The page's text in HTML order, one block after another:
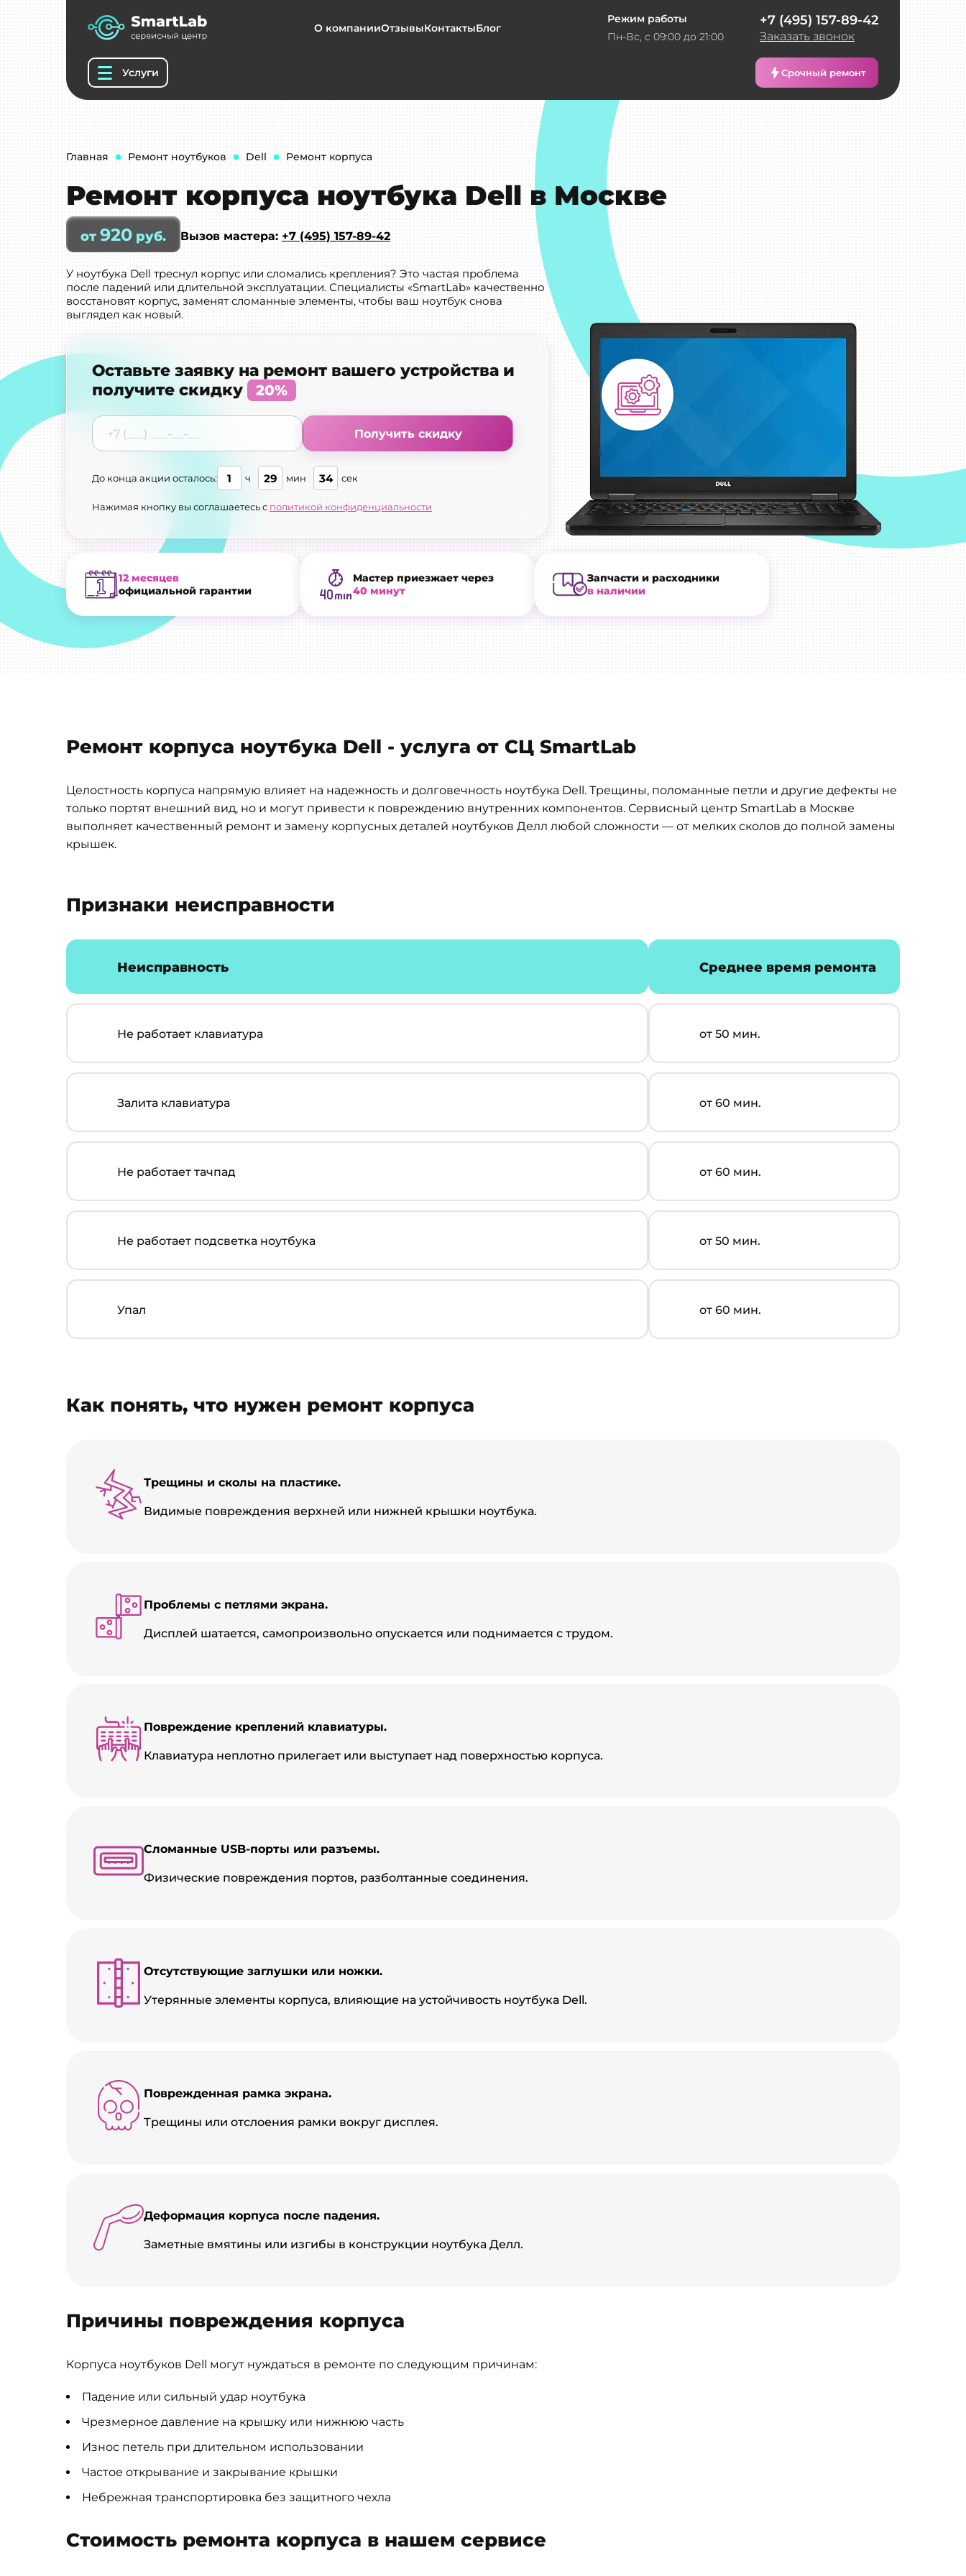
Услуги
О компанииОтзывыКонтактыБлог
Режим работы
Пн-Вс, с 09:00 до 21:00
+7 (495) 157-89-42
Заказать звонок
Срочный ремонт
Главная Ремонт ноутбуков Dell Ремонт корпуса
Ремонт корпуса ноутбука Dell в Москве
от 920 руб. Вызов мастера: +7 (495) 157-89-42
У ноутбука Dell треснул корпус или сломались крепления? Это частая проблема
после падений или длительной эксплуатации. Специалисты «SmartLab» качественно
восстановят корпус, заменят сломанные элементы, чтобы ваш ноутбук снова
выглядел как новый.
Оставьте заявку на ремонт вашего устройства и
получите скидку
20%
Получить скидку
До конца акции осталось: 1 ч 29 мин 34 сек
Нажимая кнопку вы соглашаетесь с политикой конфиденциальности
12 месяцев
официальной гарантии
Мастер приезжает через
40 минут
Запчасти и расходники
в наличии
Ремонт корпуса ноутбука Dell - услуга от СЦ SmartLab
Целостность корпуса напрямую влияет на надежность и долговечность ноутбука Dell. Трещины, поломанные петли и другие дефекты не
только портят внешний вид, но и могут привести к повреждению внутренних компонентов. Сервисный центр SmartLab в Москве
выполняет качественный ремонт и замену корпусных деталей ноутбуков Делл любой сложности — от мелких сколов до полной замены
крышек.
Признаки неисправности
Неисправность Среднее время ремонта
Не работает клавиатура от 50 мин.
Залита клавиатура от 60 мин.
Не работает тачпад от 60 мин.
Не работает подсветка ноутбука от 50 мин.
Упал от 60 мин.
Как понять, что нужен ремонт корпуса
Трещины и сколы на пластике.
Видимые повреждения верхней или нижней крышки ноутбука.
Проблемы с петлями экрана.
Дисплей шатается, самопроизвольно опускается или поднимается с трудом.
Повреждение креплений клавиатуры.
Клавиатура неплотно прилегает или выступает над поверхностью корпуса.
Сломанные USB-порты или разъемы.
Физические повреждения портов, разболтанные соединения.
Отсутствующие заглушки или ножки.
Утерянные элементы корпуса, влияющие на устойчивость ноутбука Dell.
Поврежденная рамка экрана.
Трещины или отслоения рамки вокруг дисплея.
Деформация корпуса после падения.
Заметные вмятины или изгибы в конструкции ноутбука Делл.
Причины повреждения корпуса
Корпуса ноутбуков Dell могут нуждаться в ремонте по следующим причинам:
Падение или сильный удар ноутбука
Чрезмерное давление на крышку или нижнюю часть
Износ петель при длительном использовании
Частое открывание и закрывание крышки
Небрежная транспортировка без защитного чехла
Стоимость ремонта корпуса в нашем сервисе